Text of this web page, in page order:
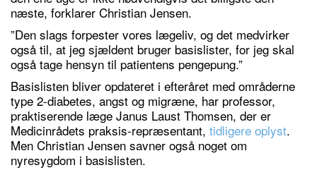
næste, forklarer Christian Jensen.
”Den slags forpester vores lægeliv, og det medvirker
også til, at jeg sjældent bruger basislister, for jeg skal
også tage hensyn til patientens pengepung.”
Basislisten bliver opdateret i efteråret med områderne
type 2-diabetes, angst og migræne, har professor,
praktiserende læge Janus Laust Thomsen, der er
Medicinrådets praksis-repræsentant, tidligere oplyst.
Men Christian Jensen savner også noget om
nyresygdom i basislisten.